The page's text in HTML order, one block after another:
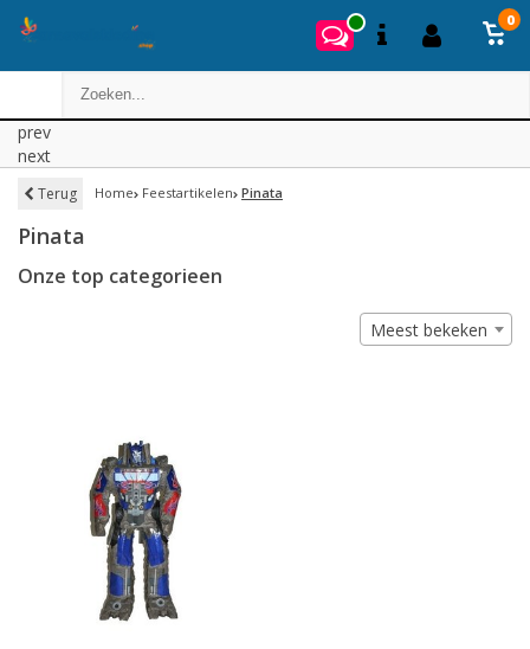
0
prev
next
Terug Home Feestartikelen Pinata
Pinata
Onze top categorieen
Meest bekeken